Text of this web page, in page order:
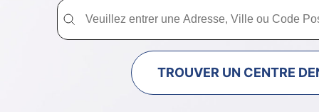
Trouver un centre dentaire Dentimad près
Trouver un centre dentaire Dentimad près de chez vous
TROUVER UN CENTRE